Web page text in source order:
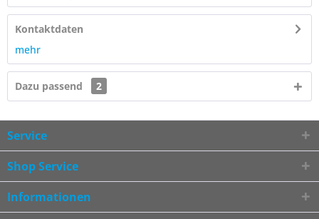
Kontaktdaten
mehr
Dazu passend 2
Service
Shop Service
Informationen